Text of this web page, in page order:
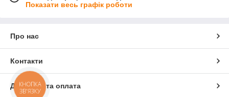
Показати весь графік роботи
Про нас
Контакти
Доставка та оплата
КНОПКА
ЗВ'ЯЗКУ